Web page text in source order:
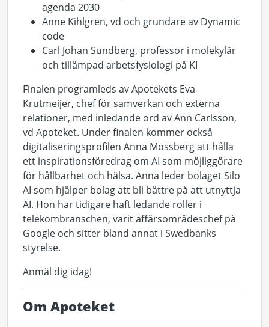
agenda 2030
Anne Kihlgren, vd och grundare av Dynamic
code
Carl Johan Sundberg, professor i molekylär
och tillämpad arbetsfysiologi på KI
Finalen programleds av Apotekets Eva
Krutmeijer, chef för samverkan och externa
relationer, med inledande ord av Ann Carlsson,
vd Apoteket. Under finalen kommer också
digitaliseringsprofilen Anna Mossberg att hålla
ett inspirationsföredrag om AI som möjliggörare
för hållbarhet och hälsa. Anna leder bolaget Silo
AI som hjälper bolag att bli bättre på att utnyttja
AI. Hon har tidigare haft ledande roller i
telekombranschen, varit affärsområdeschef på
Google och sitter bland annat i Swedbanks
styrelse.
Anmäl dig idag!
Om Apoteket